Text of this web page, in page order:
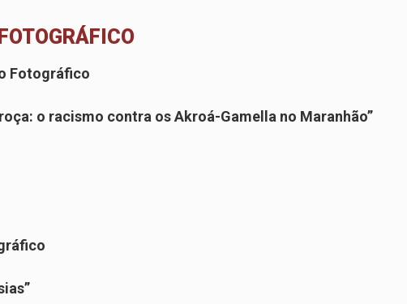
Fotográfico
o racismo contra os Akroá-Gamella no Maranhão”